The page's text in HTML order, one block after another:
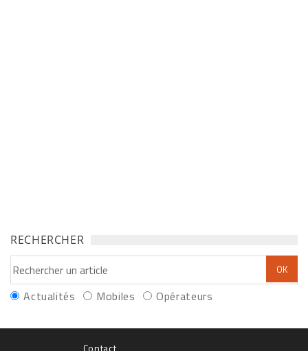
RECHERCHER
Actualités Mobiles Opérateurs
Contact